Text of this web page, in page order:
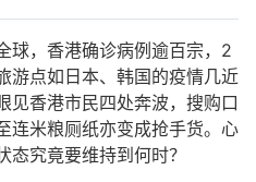
球，香港确诊病例逾百宗，2
游点如日本、韩国的疫情几近
见香港市民四处奔波，搜购口
连米粮厕纸亦变成抢手货。心
究竟要维持到何时？